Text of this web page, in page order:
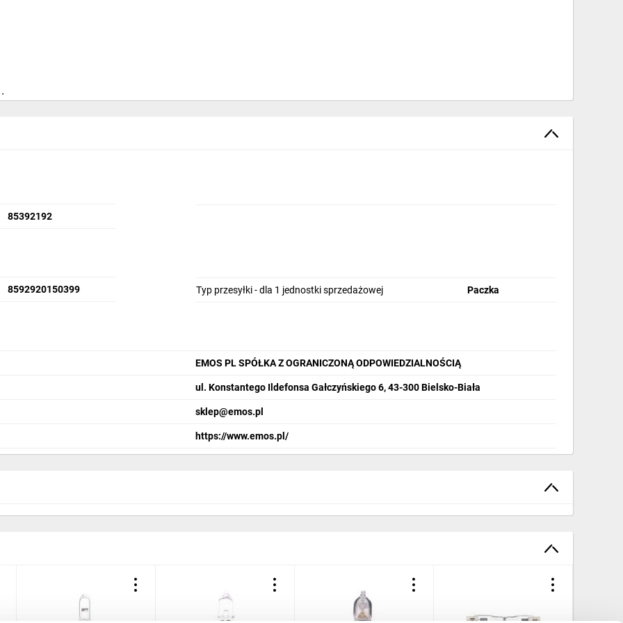
85392192
8592920150399 Typ przesyłki - dla 1 jednostki sprzedażowej Paczka
EMOS PL SPÓŁKA Z OGRANICZONĄ ODPOWIEDZIALNOŚCIĄ
ul. Konstantego Ildefonsa Gałczyńskiego 6, 43-300 Bielsko-Biała
sklep@emos.pl
https://www.emos.pl/